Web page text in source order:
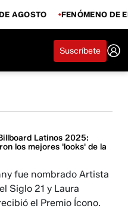
AGOSTO FENÓMENO DE
Suscríbete
Latinos 2025:
los mejores 'looks' de la
fue nombrado Artista
Siglo 21 y Laura
el Premio Ícono.